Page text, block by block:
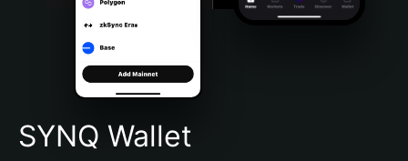
Português (Brasil)
Español (Argentina)
SYNQ Wallet